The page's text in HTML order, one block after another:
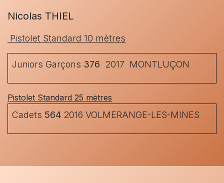
Nicolas THIEL
Pistolet Standard 10 mètres
Juniors Garçons 376 2017 MONTLUÇON
Pistolet Standard 25 mètres
Cadets 564 2016 VOLMERANGE-LES-MINES